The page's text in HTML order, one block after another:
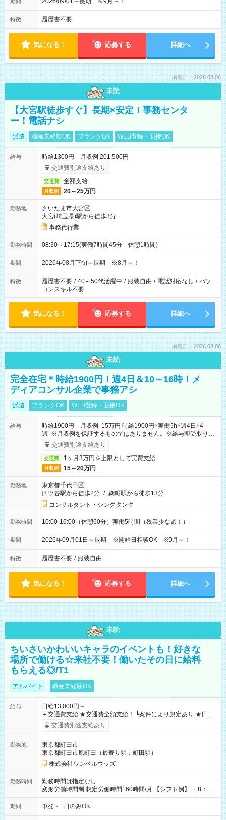
特徴 履歴書不要
気になる！ 応募する 詳細へ
掲載日：2026.08.06
未読
【大宮駅徒歩すぐ】長期×安定！事務センタ
ー！電話ナシ
派遣 職種未経験OK ブランクOK WEB登録・面接OK
給与
時給1300円 月収例 201,500円
交通費別途支給あり
交通費 全額支給
月収例 20～25万円
勤務地
さいたま市大宮区
大宮(埼玉県)駅から徒歩3分
事務代行業
勤務時間 08:30～17:15(実働7時間45分 休憩1時間)
期間 2026年08月下旬～長期 ※8月～！
特徴 履歴書不要 / 40～50代活躍中 / 服装自由 / 電話対応なし / パソ
コンスキル不要
気になる！ 応募する 詳細へ
掲載日：2026.08.06
未読
完全在宅＊時給1900円！週4日＆10～16時！メ
ディアコンサル企業で事務アシ
派遣 ブランクOK WEB登録・面接OK
給与
時給1900円 月収例 15万円 時給1900円×実働5h×週4日×4
週 ※月収例を保証するものではありません。※給与即受取りサ
ービス利用可（利用条件有）
交通費別途支給あり
交通費 1ヶ月3万円を上限として実費支給
月収例 15～20万円
勤務地
東京都千代田区
四ツ谷駅から徒歩2分 / 麹町駅から徒歩13分
コンサルタント・シンクタンク
勤務時間 10:00-16:00（休憩60分）実働5時間（残業少なめ！）
期間 2026年09月01日～長期 ※開始日相談OK ※9月～！
特徴 履歴書不要 / 服装自由
気になる！ 応募する 詳細へ
未読
ちいさいかわいいキャラのイベントも！好きな
場所で働ける☆来社不要！働いたその日に給料
もらえる◎/T1
アルバイト 職種未経験OK
給与
日給13,000円～
＋交通費支給 ★交通費全額支給！ ┗案件により規定あり ★日払
いOK！（規定あり） ┗働いたその日に現金GET♪ お仕事後はコ
ンビニATMから 日払い分を引き落とせます！ 【試用期間】試
交通費別途支給あり
勤務地
東京都町田市
東京都町田市原町田（最寄り駅：町田駅）
株式会社ワンベルウッズ
勤務時間
勤務時間は指定なし
変形労働時間制 想定労働時間160時間/月 【シフト例】 ・8：00
～21：00
期間 単発・1日のみOK